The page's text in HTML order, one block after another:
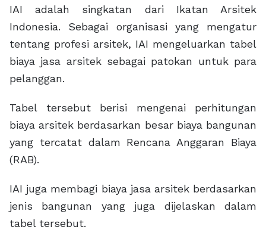
IAI adalah singkatan dari Ikatan Arsitek
Indonesia. Sebagai organisasi yang mengatur
tentang profesi arsitek, IAI mengeluarkan tabel
biaya jasa arsitek sebagai patokan untuk para
pelanggan.
Tabel tersebut berisi mengenai perhitungan
biaya arsitek berdasarkan besar biaya bangunan
yang tercatat dalam Rencana Anggaran Biaya
(RAB).
IAI juga membagi biaya jasa arsitek berdasarkan
jenis bangunan yang juga dijelaskan dalam
tabel tersebut.